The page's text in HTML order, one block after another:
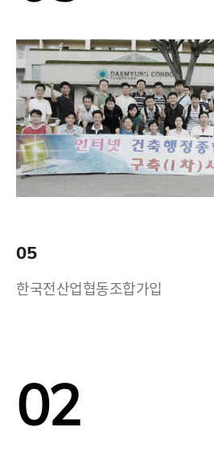
05
한국전산업협동조합가입
02